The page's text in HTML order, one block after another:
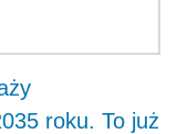
roku. To już